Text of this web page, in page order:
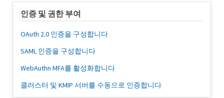
인증 및 권한 부여
OAuth 2.0 인증을 구성합니다
SAML 인증을 구성합니다
WebAuthn MFA를 활성화합니다
클러스터 및 KMIP 서버를 수동으로 인증합니다